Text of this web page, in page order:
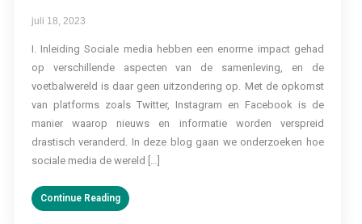
juli 18, 2023
I. Inleiding Sociale media hebben een enorme impact gehad
op verschillende aspecten van de samenleving, en de
voetbalwereld is daar geen uitzondering op. Met de opkomst
van platforms zoals Twitter, Instagram en Facebook is de
manier waarop nieuws en informatie worden verspreid
drastisch veranderd. In deze blog gaan we onderzoeken hoe
sociale media de wereld […]
Continue Reading